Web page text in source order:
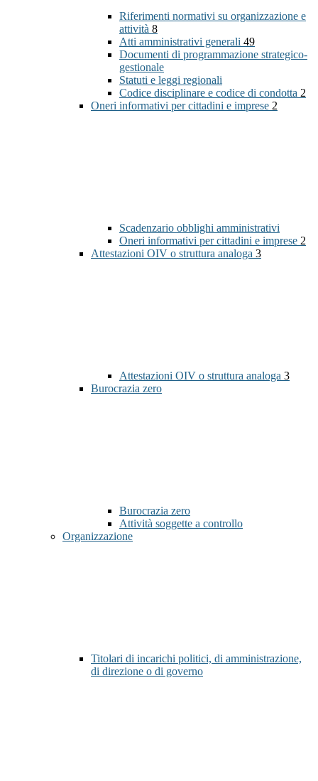
Riferimenti normativi su organizzazione e
attività 8
Atti amministrativi generali 49
Documenti di programmazione strategico-
gestionale
Statuti e leggi regionali
Codice disciplinare e codice di condotta 2
Oneri informativi per cittadini e imprese 2
Scadenzario obblighi amministrativi
Oneri informativi per cittadini e imprese 2
Attestazioni OIV o struttura analoga 3
Attestazioni OIV o struttura analoga 3
Burocrazia zero
Burocrazia zero
Attività soggette a controllo
Organizzazione
Titolari di incarichi politici, di amministrazione,
di direzione o di governo